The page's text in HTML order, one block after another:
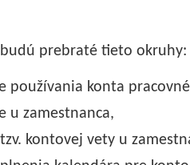
prebraté tieto okruhy:
používania konta
u zamestnanca,
kontovej vety u